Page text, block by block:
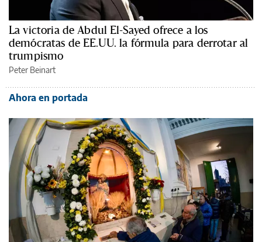
La victoria de Abdul El-Sayed ofrece a los
demócratas de EE.UU. la fórmula para derrotar al
trumpismo
Peter Beinart
Ahora en portada